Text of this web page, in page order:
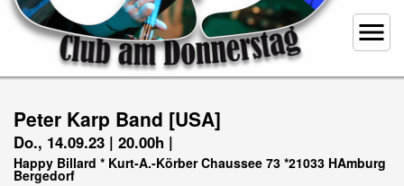
menu
Peter Karp Band [USA]
Do., 14.09.23 | 20.00h |
Happy Billard * Kurt-A.-Körber Chaussee 73 *21033 HAmburg
Bergedorf